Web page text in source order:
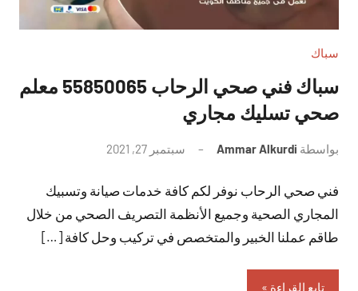
سباك
سباك فني صحي الرحاب 55850065 معلم
صحي تسليك مجاري
بواسطة Ammar Alkurdi سبتمبر 27, 2021
تعليقات
فني صحي الرحاب نوفر لكم كافة خدمات صيانة وتسبيك
المجاري الصحية وجميع الأنظمة التصريف الصحي من خلال
طاقم عملنا الخبير والمتخصص في تركيب وحل كافة […]
تابع القراءة